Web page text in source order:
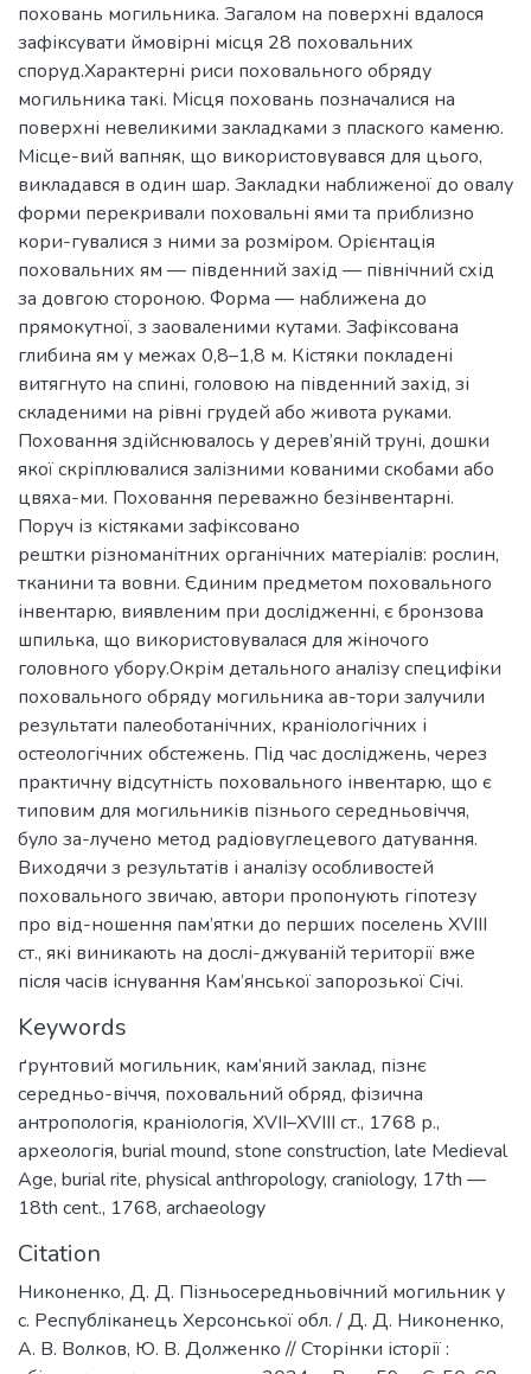
поховань могильника. Загалом на поверхні вдалося
зафіксувати ймовірні місця 28 поховальних
споруд.Характерні риси поховального обряду
могильника такі. Місця поховань позначалися на
поверхні невеликими закладками з плаского каменю.
Місце-вий вапняк, що використовувався для цього,
викладався в один шар. Закладки наближеної до овалу
форми перекривали поховальні ями та приблизно
кори-гувалися з ними за розміром. Орієнтація
поховальних ям — південний захід — північний схід
за довгою стороною. Форма — наближена до
прямокутної, з заоваленими кутами. Зафіксована
глибина ям у межах 0,8–1,8 м. Кістяки покладені
витягнуто на спині, головою на південний захід, зі
складеними на рівні грудей або живота руками.
Поховання здійснювалось у дерев’яній труні, дошки
якої скріплювалися залізними кованими скобами або
цвяха-ми. Поховання переважно безінвентарні.
Поруч із кістяками зафіксовано
рештки різноманітних органічних матеріалів: рослин,
тканини та вовни. Єдиним предметом поховального
інвентарю, виявленим при дослідженні, є бронзова
шпилька, що використовувалася для жіночого
головного убору.Окрім детального аналізу специфіки
поховального обряду могильника ав-тори залучили
результати палеоботанічних, краніологічних і
остеологічних обстежень. Під час досліджень, через
практичну відсутність поховального інвентарю, що є
типовим для могильників пізнього середньовіччя,
було за-лучено метод радіовуглецевого датування.
Виходячи з результатів і аналізу особливостей
поховального звичаю, автори пропонують гіпотезу
про від-ношення пам’ятки до перших поселень XVIII
ст., які виникають на дослі-джуваній території вже
після часів існування Кам’янської запорозької Січі.
Keywords
ґрунтовий могильник, кам’яний заклад, пізнє
середньо-віччя, поховальний обряд, фізична
антропологія, краніологія, ХVІІ–ХVІІІ ст., 1768 р.,
археологія, burial mound, stone construction, late Medieval
Age, burial rite, physical anthropology, craniology, 17th —
18th cent., 1768, archaeology
Citation
Никоненко, Д. Д. Пізньосередньовічний могильник у
с. Республіканець Херсонської обл. / Д. Д. Никоненко,
А. В. Волков, Ю. В. Долженко // Сторінки історії :